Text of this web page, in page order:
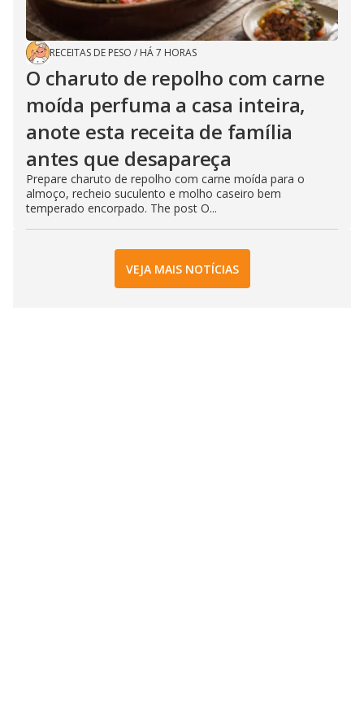
RECEITAS DE PESO / HÁ 7 HORAS
O charuto de repolho com carne
moída perfuma a casa inteira,
anote esta receita de família
antes que desapareça
Prepare charuto de repolho com carne moída para o
almoço, recheio suculento e molho caseiro bem
temperado encorpado. The post O...
VEJA MAIS NOTÍCIAS